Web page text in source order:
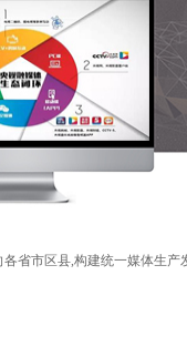
省市区县,构建统一媒体生产